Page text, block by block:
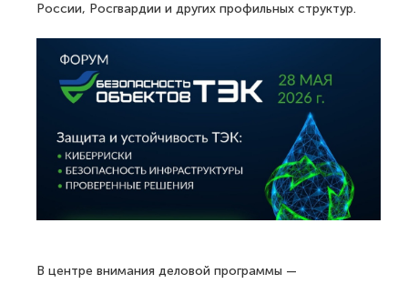
России, Росгвардии и других профильных структур.
В центре внимания деловой программы —